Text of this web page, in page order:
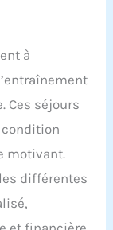
à
Ces séjours
motivant.
différentes